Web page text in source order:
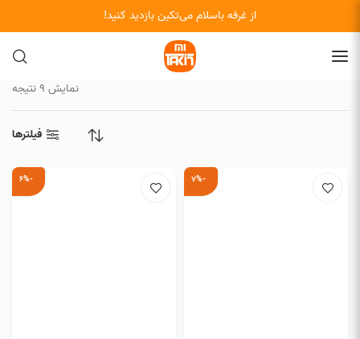
از غرفه باسلام می‌تکین بازدید کنید!
نمایش 9 نتیجه
فیلترها
-7%
-6%